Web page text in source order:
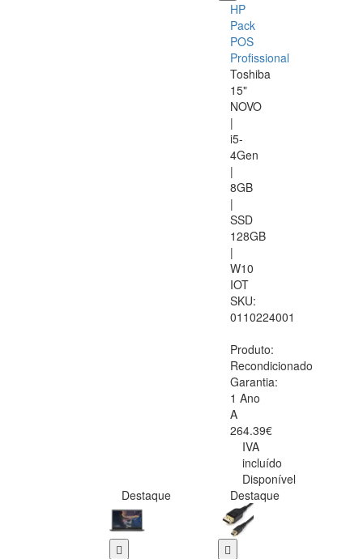
HP
Pack
POS
Profissional
Toshiba
15"
NOVO
|
i5-
4Gen
|
8GB
|
SSD
128GB
|
W10
IOT
SKU:
0110224001
Produto:
Recondicionado
Garantia:
1 Ano
A
264.39€
IVA
incluído
Disponível
Destaque
Destaque